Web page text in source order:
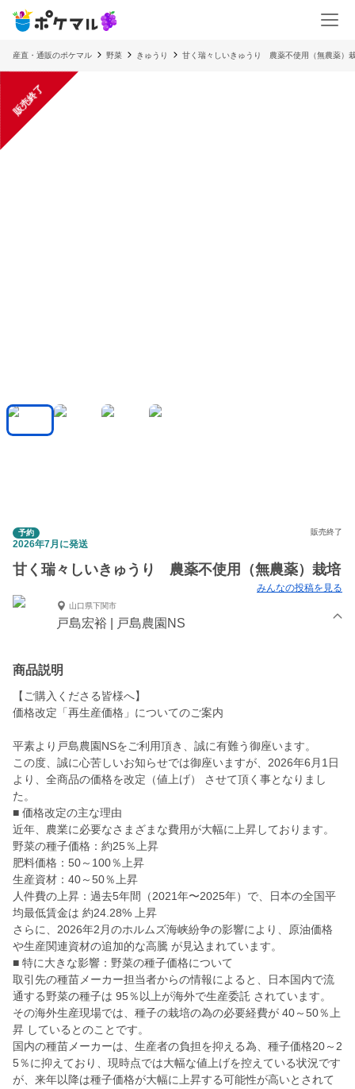
産直・通販のポケマル 野菜 きゅうり 甘く瑞々しいきゅうり 農薬不使用（無農薬）
販売終了
予約 販売終了
2026年7月に発送
甘く瑞々しいきゅうり 農薬不使用（無農薬）栽培
みんなの投稿を見る
山口県下関市
戸島宏裕 | 戸島農園NS
商品説明
【ご購入くださる皆様へ】
価格改定「再生産価格」についてのご案内
平素より戸島農園NSをご利用頂き、誠に有難う御座います。
この度、誠に心苦しいお知らせでは御座いますが、2026年6月1日
より、全商品の価格を改定（値上げ） させて頂く事となりまし
た。
■ 価格改定の主な理由
近年、農業に必要なさまざまな費用が大幅に上昇しております。
野菜の種子価格：約25％上昇
肥料価格：50～100％上昇
生産資材：40～50％上昇
人件費の上昇：過去5年間（2021年〜2025年）で、日本の全国平
均最低賃金は 約24.28% 上昇
さらに、2026年2月のホルムズ海峡紛争の影響により、原油価格
や生産関連資材の追加的な高騰 が見込まれています。
■ 特に大きな影響：野菜の種子価格について
取引先の種苗メーカー担当者からの情報によると、日本国内で流
通する野菜の種子は 95％以上が海外で生産委託 されています。
その海外生産現場では、種子の栽培の為の必要経費が 40～50％上
昇 しているとのことです。
国内の種苗メーカーは、生産者の負担を抑える為、種子価格20～2
5％に抑えており、現時点では大幅な値上げを控えている状況です
が、来年以降は種子価格が大幅に上昇する可能性が高いとされて